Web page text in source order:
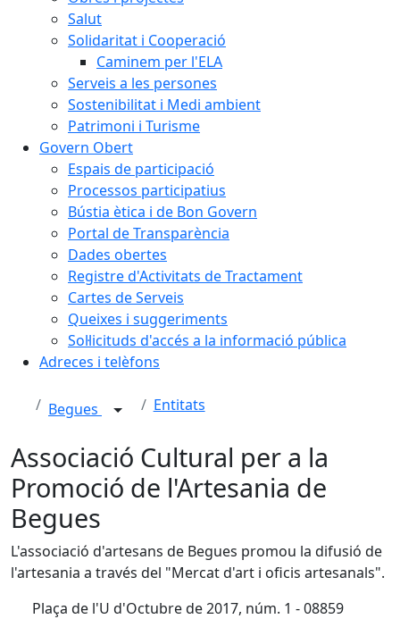
Salut
Solidaritat i Cooperació
Caminem per l'ELA
Serveis a les persones
Sostenibilitat i Medi ambient
Patrimoni i Turisme
Govern Obert
Espais de participació
Processos participatius
Bústia ètica i de Bon Govern
Portal de Transparència
Dades obertes
Registre d'Activitats de Tractament
Cartes de Serveis
Queixes i suggeriments
Sol·licituds d'accés a la informació pública
Adreces i telèfons
Begues Entitats
Associació Cultural per a la
Promoció de l'Artesania de
Begues
L'associació d'artesans de Begues promou la difusió de
l'artesania a través del "Mercat d'art i oficis artesanals".
Plaça de l'U d'Octubre de 2017, núm. 1 - 08859